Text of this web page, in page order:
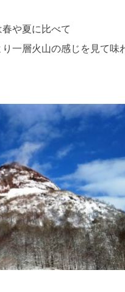
や夏に比べて
一層火山の感じを見て味